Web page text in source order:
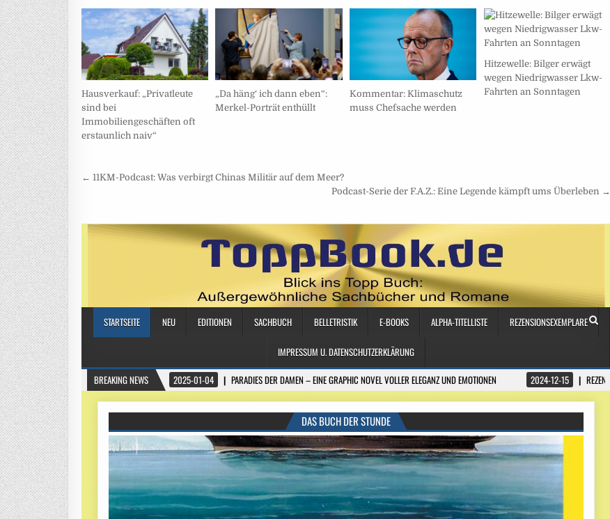
Hausverkauf: „Privatleute
sind bei
Immobiliengeschäften oft
erstaunlich naiv“
„Da häng‘ ich dann eben“:
Merkel-Porträt enthüllt
Kommentar: Klimaschutz
muss Chefsache werden
Hitzewelle: Bilger erwägt
wegen Niedrigwasser Lkw-
Fahrten an Sonntagen
Beitragsnavigation
← 11KM-Podcast: Was verbirgt Chinas Militär auf dem Meer?
Podcast-Serie der F.A.Z.: Eine Legende kämpft ums Überleben →